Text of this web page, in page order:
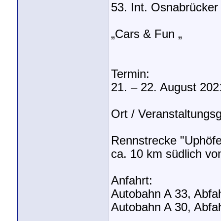
53. Int.
„Cars & Fun „
Termin:
21. – 22. August
Ort /
Rennstrecke
ca. 10 km südlich
Anfahrt:
Autobahn A 33,
Autobahn A 30,